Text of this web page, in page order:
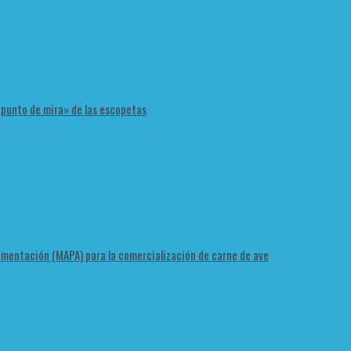
de mira» de las escopetas
(MAPA) para la comercialización de carne de ave